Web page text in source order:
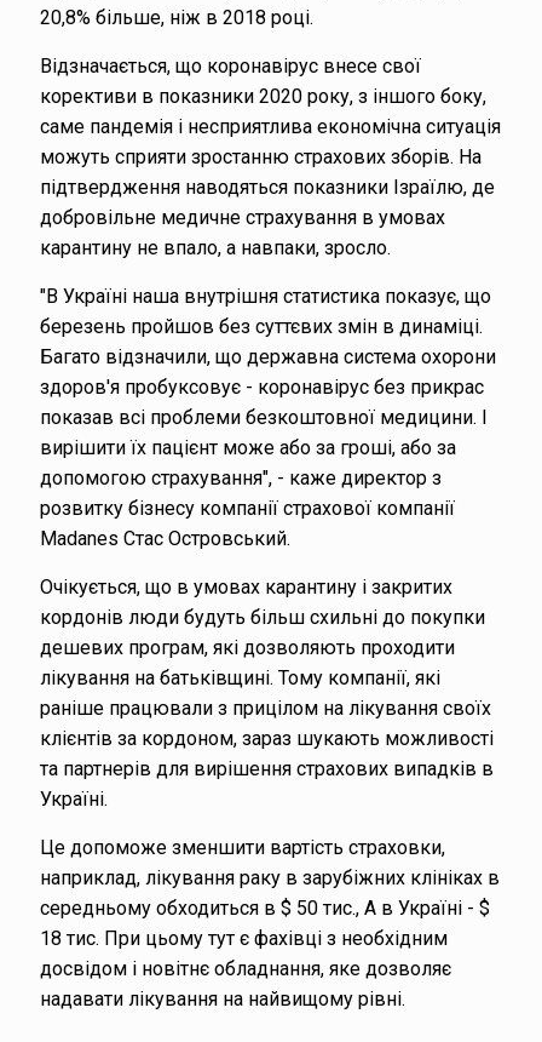
20,8% більше, ніж в 2018 році.
Відзначається, що коронавірус внесе свої
корективи в показники 2020 року, з іншого боку,
саме пандемія і несприятлива економічна ситуація
можуть сприяти зростанню страхових зборів. На
підтвердження наводяться показники Ізраїлю, де
добровільне медичне страхування в умовах
карантину не впало, а навпаки, зросло.
"В Україні наша внутрішня статистика показує, що
березень пройшов без суттєвих змін в динаміці.
Багато відзначили, що державна система охорони
здоров'я пробуксовує - коронавірус без прикрас
показав всі проблеми безкоштовної медицини. І
вирішити їх пацієнт може або за гроші, або за
допомогою страхування", - каже директор з
розвитку бізнесу компанії страхової компанії
Madanes Стас Островський.
Очікується, що в умовах карантину і закритих
кордонів люди будуть більш схильні до покупки
дешевих програм, які дозволяють проходити
лікування на батьківщині. Тому компанії, які
раніше працювали з прицілом на лікування своїх
клієнтів за кордоном, зараз шукають можливості
та партнерів для вирішення страхових випадків в
Україні.
Це допоможе зменшити вартість страховки,
наприклад, лікування раку в зарубіжних клініках в
середньому обходиться в $ 50 тис., А в Україні - $
18 тис. При цьому тут є фахівці з необхідним
досвідом і новітнє обладнання, яке дозволяє
надавати лікування на найвищому рівні.